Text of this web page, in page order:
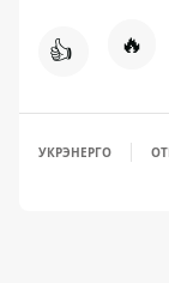
👍 🔥
УКРЭНЕРГО